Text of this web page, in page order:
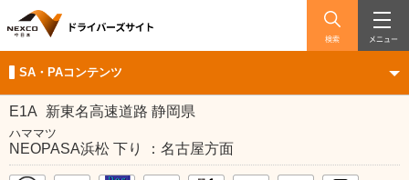
検索 メニュー
SA・PAコンテンツ
E1A 新東名高速道路 静岡県
ハママツ
NEOPASA浜松 下り ：名古屋方面